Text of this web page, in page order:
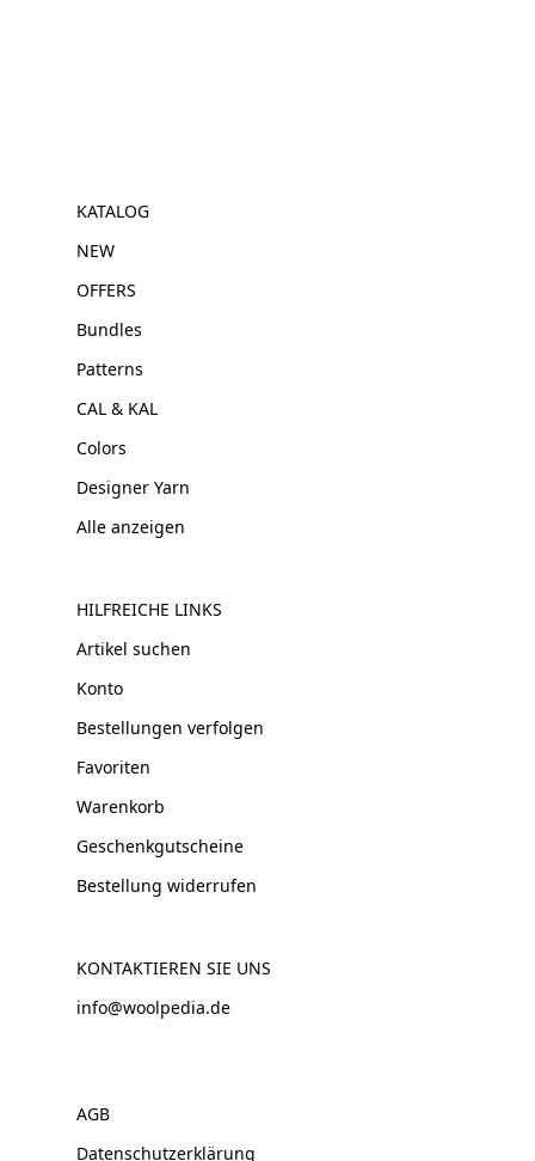
KATALOG
NEW
OFFERS
Bundles
Patterns
CAL & KAL
Colors
Designer Yarn
Alle anzeigen
HILFREICHE LINKS
Artikel suchen
Konto
Bestellungen verfolgen
Favoriten
Warenkorb
Geschenkgutscheine
Bestellung widerrufen
KONTAKTIEREN SIE UNS
info@woolpedia.de
AGB
Datenschutzerklärung